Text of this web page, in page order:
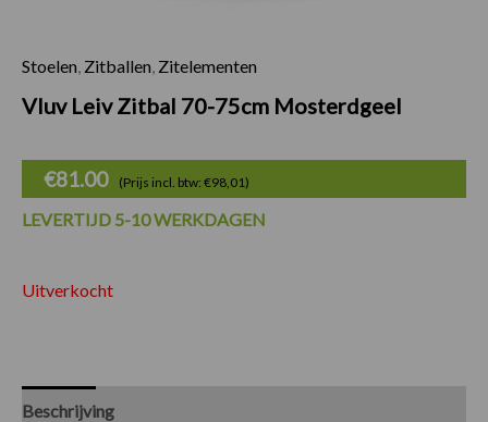
Stoelen Zitballen Zitelementen
Vluv Leiv Zitbal 70-75cm Mosterdgeel
€81.00 (Prijs incl. btw: €98,01)
LEVERTIJD 5-10 WERKDAGEN
Uitverkocht
Beschrijving